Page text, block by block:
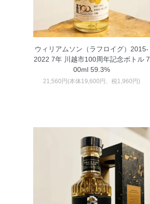
ウィリアムソン（ラフロイグ）2015‐
2022 7年 川越市100周年記念ボトル 7
00ml 59.3%
21,560円(本体19,600円、税1,960円)